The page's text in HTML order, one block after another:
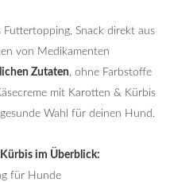
Futtertopping, Snack direkt aus
von Medikamenten
Zutaten , ohne Farbstoffe
mit Karotten & Kürbis
Wahl für deinen Hund.
im Überblick:
für Hunde